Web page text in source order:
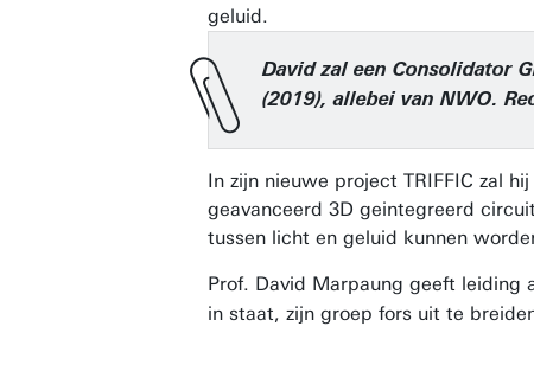
geluid.
David zal een Consolidator
(2019), allebei van NWO.
In zijn nieuwe project TRIFFIC zal
geavanceerd 3D geintegreerd
tussen licht en geluid kunnen
Prof. David Marpaung geeft leiding
in staat, zijn groep fors uit te